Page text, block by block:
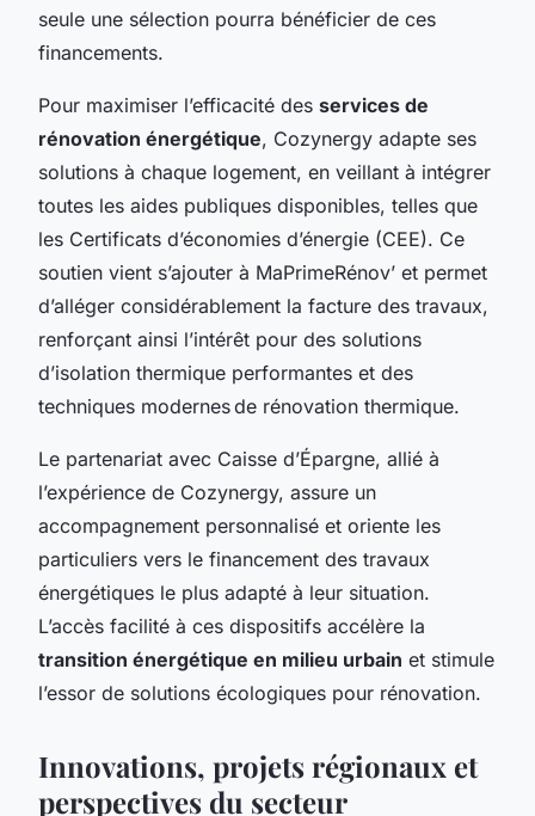
seule une sélection pourra bénéficier de ces
financements.
Pour maximiser l’efficacité des services de
rénovation énergétique, Cozynergy adapte ses
solutions à chaque logement, en veillant à intégrer
toutes les aides publiques disponibles, telles que
les Certificats d’économies d’énergie (CEE). Ce
soutien vient s’ajouter à MaPrimeRénov’ et permet
d’alléger considérablement la facture des travaux,
renforçant ainsi l’intérêt pour des solutions
d’isolation thermique performantes et des
techniques modernes de rénovation thermique.
Le partenariat avec Caisse d’Épargne, allié à
l’expérience de Cozynergy, assure un
accompagnement personnalisé et oriente les
particuliers vers le financement des travaux
énergétiques le plus adapté à leur situation.
L’accès facilité à ces dispositifs accélère la
transition énergétique en milieu urbain et stimule
l’essor de solutions écologiques pour rénovation.
Innovations, projets régionaux et
perspectives du secteur